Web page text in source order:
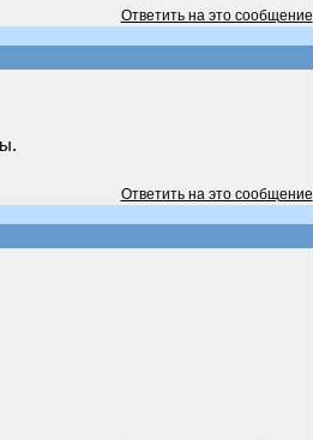
Ответить на это сообщение
Ответить на это сообщение